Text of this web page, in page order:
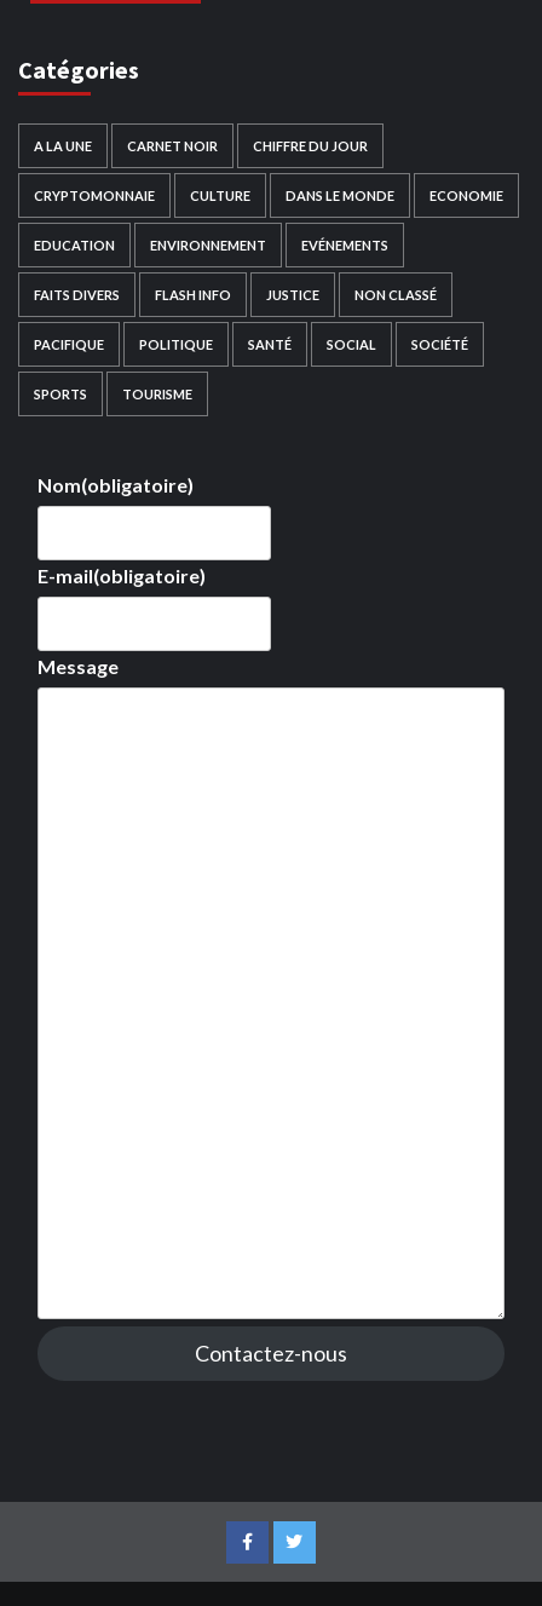
Catégories
A LA UNE CARNET NOIR CHIFFRE DU JOUR
CRYPTOMONNAIE CULTURE DANS LE MONDE ECONOMIE
EDUCATION ENVIRONNEMENT EVÉNEMENTS
FAITS DIVERS FLASH INFO JUSTICE NON CLASSÉ
PACIFIQUE POLITIQUE SANTÉ SOCIAL SOCIÉTÉ
SPORTS TOURISME
Nom(obligatoire)
E-mail(obligatoire)
Message
Contactez-nous
FacebookTwitter